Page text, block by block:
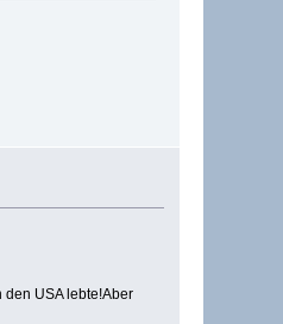
USA lebte!Aber